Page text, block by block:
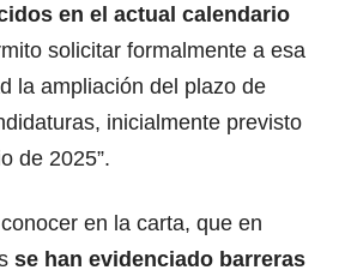
en el actual calendario
solicitar formalmente a esa
la ampliación del plazo de
inicialmente previsto
de 2025”.
en la carta, que en
se han evidenciado barreras